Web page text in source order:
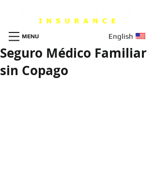
English
MENU
Seguro Médico Familiar
sin Copago